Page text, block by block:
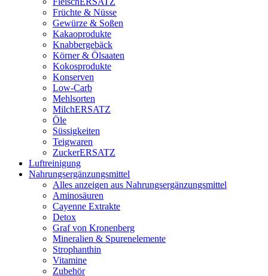
Früchte & Nüsse
Gewürze & Soßen
Kakaoprodukte
Knabbergebäck
Körner & Ölsaaten
Kokosprodukte
Konserven
Low-Carb
Mehlsorten
MilchERSATZ
Öle
Süssigkeiten
Teigwaren
ZuckerERSATZ
Luftreinigung
Nahrungsergänzungsmittel
Alles anzeigen aus Nahrungsergänzungsmittel
Aminosäuren
Cayenne Extrakte
Detox
Graf von Kronenberg
Mineralien & Spurenelemente
Strophanthin
Vitamine
Zubehör